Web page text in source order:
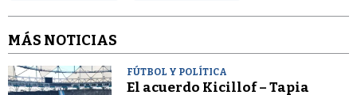
MÁS NOTICIAS
FÚTBOL Y POLÍTICA
El acuerdo Kicillof – Tapia